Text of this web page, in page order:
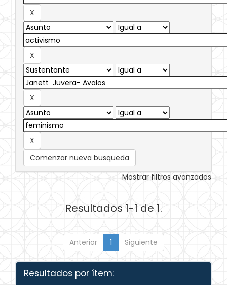
Comenzar nueva busqueda
Mostrar filtros avanzados
Resultados 1-1 de 1.
Anterior 1 Siguiente
Resultados por ítem: